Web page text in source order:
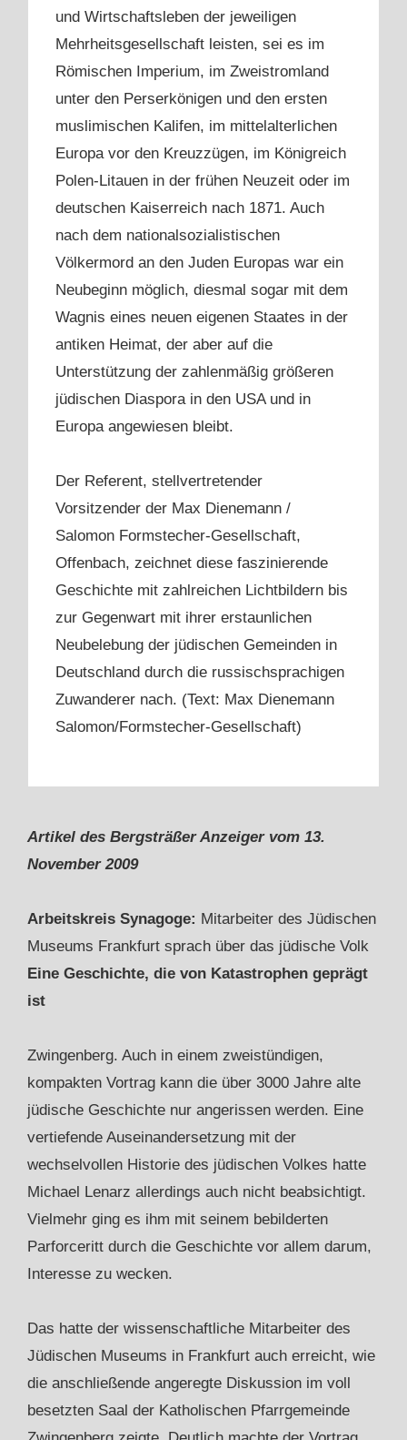
und Wirtschaftsleben der jeweiligen
Mehrheitsgesellschaft leisten, sei es im
Römischen Imperium, im Zweistromland
unter den Perserkönigen und den ersten
muslimischen Kalifen, im mittelalterlichen
Europa vor den Kreuzzügen, im Königreich
Polen-Litauen in der frühen Neuzeit oder im
deutschen Kaiserreich nach 1871. Auch
nach dem nationalsozialistischen
Völkermord an den Juden Europas war ein
Neubeginn möglich, diesmal sogar mit dem
Wagnis eines neuen eigenen Staates in der
antiken Heimat, der aber auf die
Unterstützung der zahlenmäßig größeren
jüdischen Diaspora in den USA und in
Europa angewiesen bleibt.
Der Referent, stellvertretender
Vorsitzender der Max Dienemann /
Salomon Formstecher-Gesellschaft,
Offenbach, zeichnet diese faszinierende
Geschichte mit zahlreichen Lichtbildern bis
zur Gegenwart mit ihrer erstaunlichen
Neubelebung der jüdischen Gemeinden in
Deutschland durch die russischsprachigen
Zuwanderer nach. (Text: Max Dienemann
Salomon/Formstecher-Gesellschaft)
Artikel des Bergsträßer Anzeiger vom 13.
November 2009
Arbeitskreis Synagoge: Mitarbeiter des Jüdischen
Museums Frankfurt sprach über das jüdische Volk
Eine Geschichte, die von Katastrophen geprägt
ist
Zwingenberg. Auch in einem zweistündigen,
kompakten Vortrag kann die über 3000 Jahre alte
jüdische Geschichte nur angerissen werden. Eine
vertiefende Auseinandersetzung mit der
wechselvollen Historie des jüdischen Volkes hatte
Michael Lenarz allerdings auch nicht beabsichtigt.
Vielmehr ging es ihm mit seinem bebilderten
Parforceritt durch die Geschichte vor allem darum,
Interesse zu wecken.
Das hatte der wissenschaftliche Mitarbeiter des
Jüdischen Museums in Frankfurt auch erreicht, wie
die anschließende angeregte Diskussion im voll
besetzten Saal der Katholischen Pfarrgemeinde